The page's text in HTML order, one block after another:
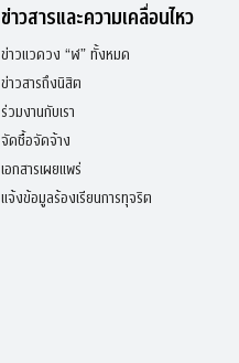
ข่าวสารและความเคลื่อนไหว
ข่าวแวดวง “ฬ” ทั้งหมด
ข่าวสารถึงนิสิต
ร่วมงานกับเรา
จัดซื้อจัดจ้าง
เอกสารเผยแพร่
แจ้งข้อมูลร้องเรียนการทุจริต